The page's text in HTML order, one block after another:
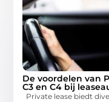
De voordelen van
C3 en C4 bij
Private lease biedt